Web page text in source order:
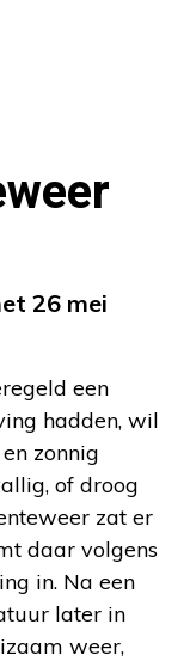
26 mei
een
hadden, wil
zonnig
of droog
zat er
daar volgens
in. Na een
later in
weer,